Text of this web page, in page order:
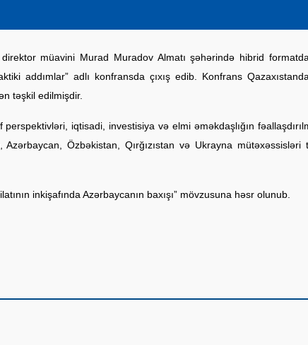
müavini Murad Muradov Almatı şəhərində hibrid
addımlar” adlı konfransda çıxış edib. Konfrans
təşkil edilmişdir.
iqtisadi, investisiya və elmi əməkdaşlığın
Özbəkistan, Qırğızıstan və Ukrayna mütəxəssisləri
inkişafında Azərbaycanın baxışı” mövzusuna həsr olunub.